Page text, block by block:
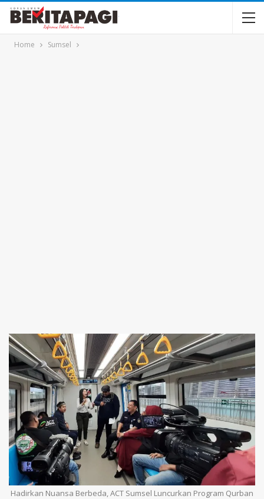
Home Sumsel
Hadirkan Nuansa Berbeda, ACT Sumsel Luncurkan Program Qurban